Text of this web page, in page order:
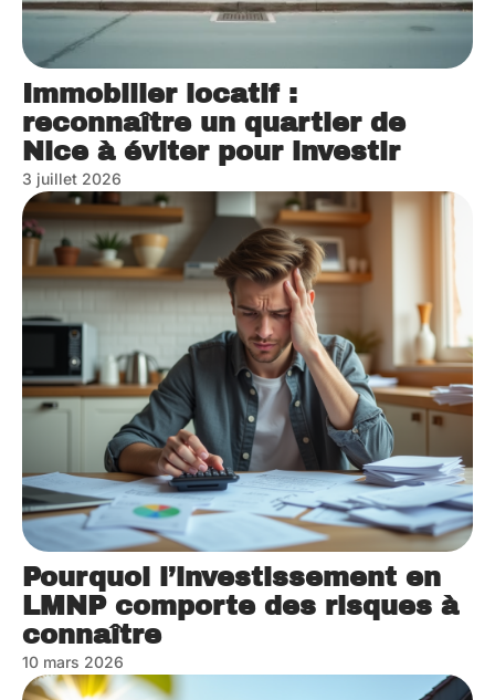
Immobilier locatif :
reconnaître un quartier de
Nice à éviter pour investir
3 juillet 2026
Pourquoi l’investissement en
LMNP comporte des risques à
connaître
10 mars 2026